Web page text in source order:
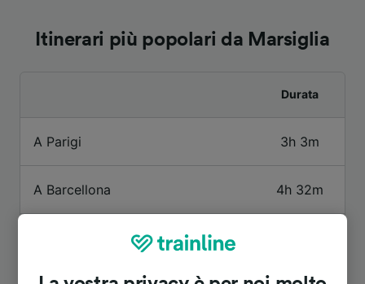
Itinerari più popolari da Marsiglia
Durata
A Parigi 3h 3m
A Barcellona 4h 32m
A Aix-en-Provence TGV